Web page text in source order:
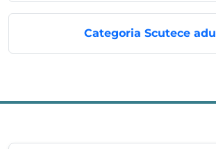
Categoria Scutece